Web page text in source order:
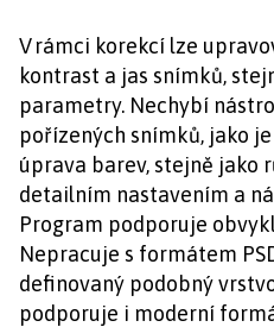
V rámci korekcí lze
kontrast a jas snímků,
parametry. Nechybí
pořízených snímků, jako
úprava barev, stejně jako
detailním nastavením a
Program podporuje
Nepracuje s formátem
definovaný podobný
podporuje i moderní